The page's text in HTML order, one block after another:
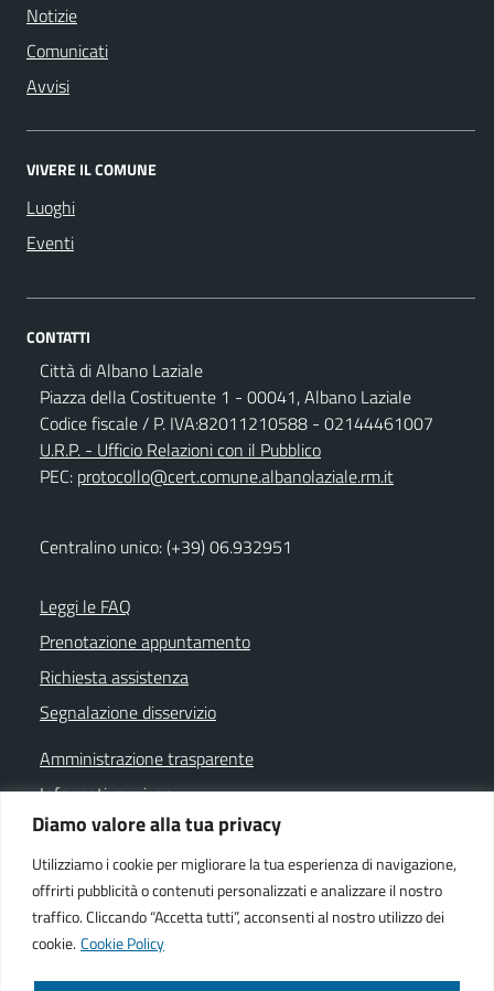
Diamo valore alla tua privacy
Utilizziamo i cookie per migliorare la tua esperienza di navigazione,
offrirti pubblicità o contenuti personalizzati e analizzare il nostro
traffico. Cliccando “Accetta tutti”, acconsenti al nostro utilizzo dei
cookie. Cookie Policy
Notizie
Comunicati
Avvisi
VIVERE IL COMUNE
Luoghi
Eventi
CONTATTI
Città di Albano Laziale
Piazza della Costituente 1 - 00041, Albano Laziale
Codice fiscale / P. IVA:82011210588 - 02144461007
U.R.P. - Ufficio Relazioni con il Pubblico
PEC: protocollo@cert.comune.albanolaziale.rm.it
Centralino unico: (+39) 06.932951
Leggi le FAQ
Prenotazione appuntamento
Richiesta assistenza
Segnalazione disservizio
Amministrazione trasparente
Informativa privacy
Note legali
Dichiarazione di accessibilità
Cookie policy